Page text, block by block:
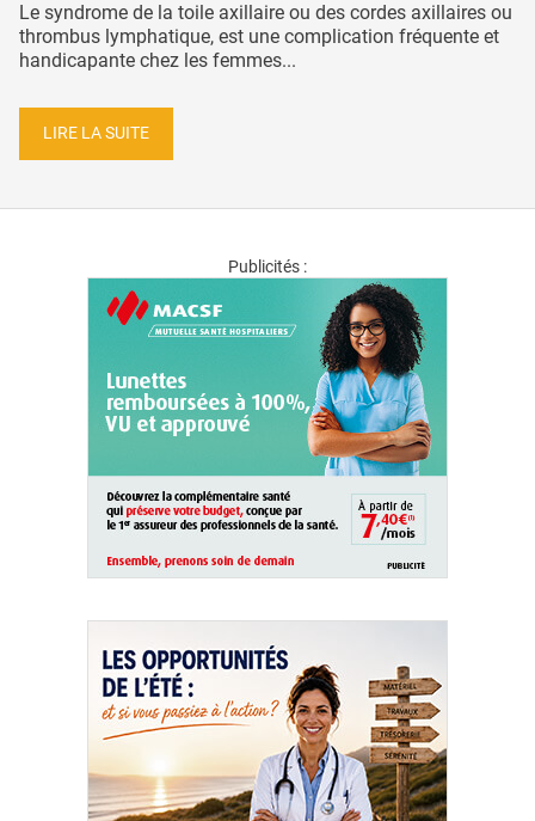
Le syndrome de la toile axillaire ou des cordes axillaires ou
thrombus lymphatique, est une complication fréquente et
handicapante chez les femmes...
LIRE LA SUITE
Publicités :